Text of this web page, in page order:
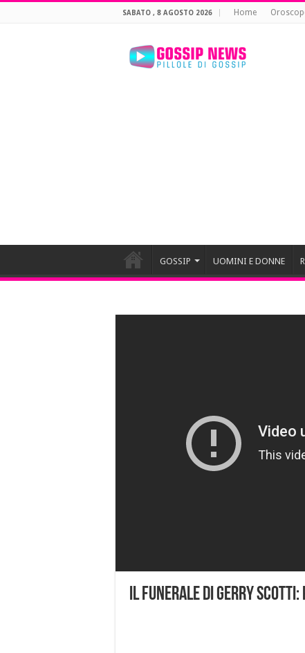
SABATO , 8 AGOSTO 2026 Home
GOSSIP UOMINI E DONNE
Il Funerale di Gerry Scotti: